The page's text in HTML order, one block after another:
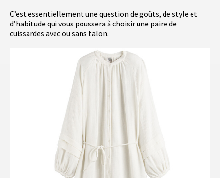
C’est essentiellement une question de goûts, de style et
d’habitude qui vous poussera à choisir une paire de
cuissardes avec ou sans talon.